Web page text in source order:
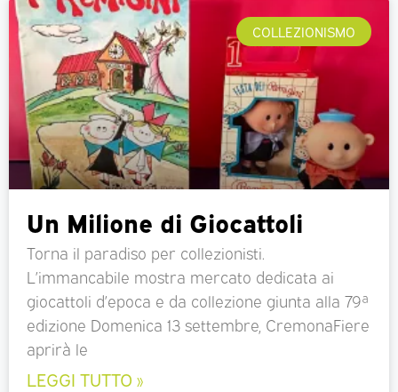
COLLEZIONISMO
Un Milione di Giocattoli
Torna il paradiso per collezionisti.
L’immancabile mostra mercato dedicata ai
giocattoli d’epoca e da collezione giunta alla 79ª
edizione Domenica 13 settembre, CremonaFiere
aprirà le
LEGGI TUTTO »